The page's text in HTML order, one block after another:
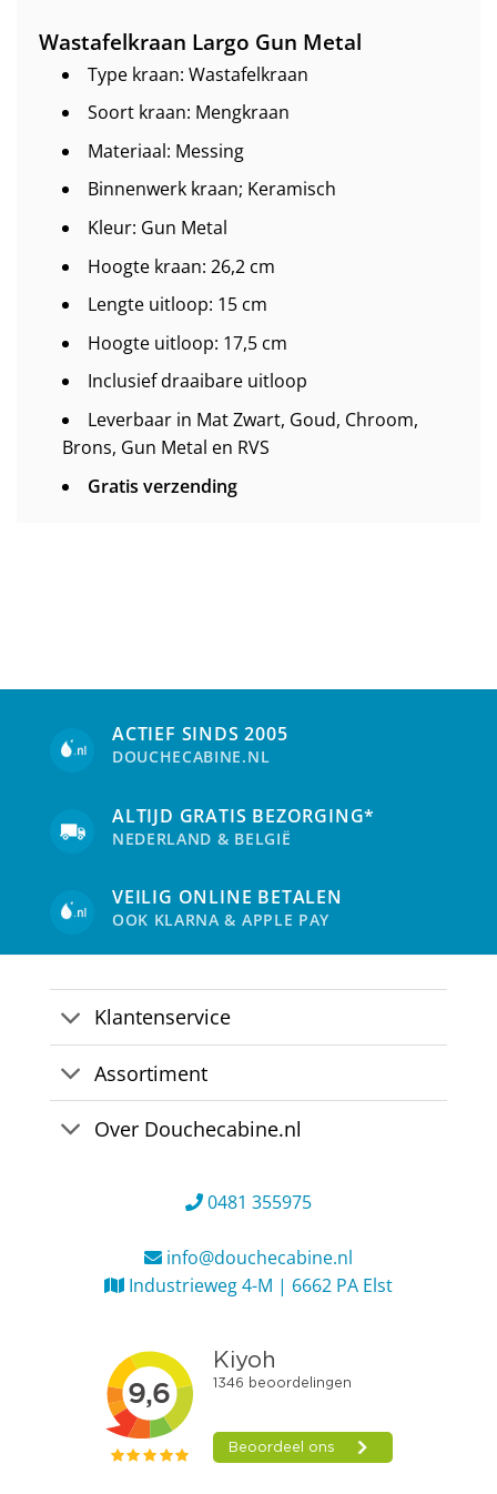
Wastafelkraan Largo Gun Metal
Type kraan: Wastafelkraan
Soort kraan: Mengkraan
Materiaal: Messing
Binnenwerk kraan; Keramisch
Kleur: Gun Metal
Hoogte kraan: 26,2 cm
Lengte uitloop: 15 cm
Hoogte uitloop: 17,5 cm
Inclusief draaibare uitloop
Leverbaar in Mat Zwart, Goud, Chroom,
Brons, Gun Metal en RVS
Gratis verzending
ACTIEF SINDS 2005
DOUCHECABINE.NL
ALTIJD GRATIS BEZORGING*
NEDERLAND & BELGIË
VEILIG ONLINE BETALEN
OOK KLARNA & APPLE PAY
Klantenservice
Assortiment
Over Douchecabine.nl
0481 355975
info@douchecabine.nl
Industrieweg 4-M | 6662 PA Elst